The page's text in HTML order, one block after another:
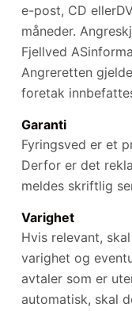
e-post, CD
måneder.
Fjellved
Angreretten
foretak
Garanti
Fyringsved er et
Derfor er det
meldes skriftlig
Varighet
Hvis relevant,
varighet og
avtaler som er
automatisk, skal